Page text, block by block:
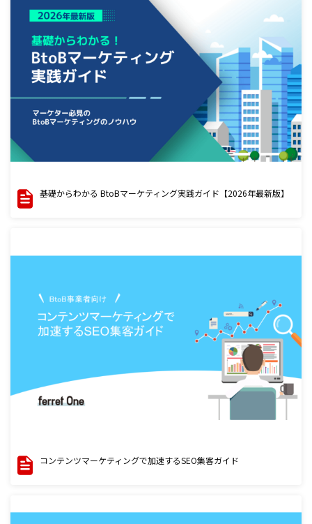
基礎からわかる BtoBマーケティング実践ガイド【2026年最新版】
コンテンツマーケティングで加速するSEO集客ガイド